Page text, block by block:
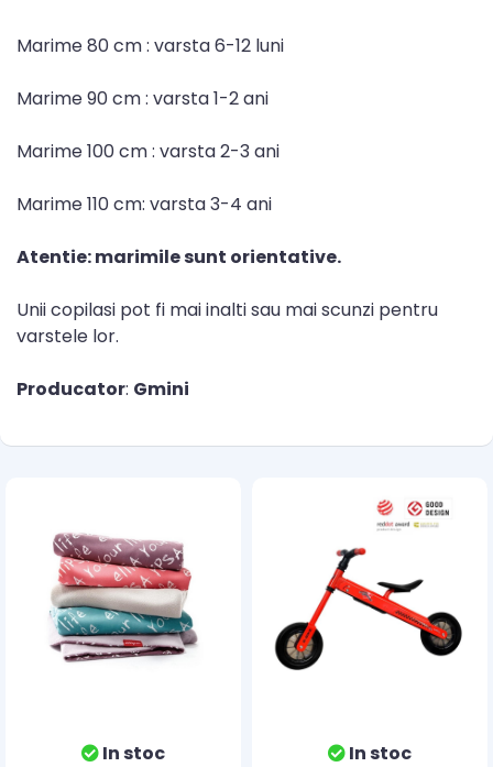
Marime 80 cm : varsta 6-12 luni
Marime 90 cm : varsta 1-2 ani
Marime 100 cm : varsta 2-3 ani
Marime 110 cm: varsta 3-4 ani
Atentie: marimile sunt orientative.
Unii copilasi pot fi mai inalti sau mai scunzi pentru
varstele lor.
Producator: Gmini
In stoc In stoc